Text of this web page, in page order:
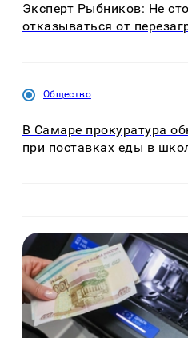
Эксперт Рыбников: Не
отказываться от
Общество
В Самаре прокуратура
при поставках еды в